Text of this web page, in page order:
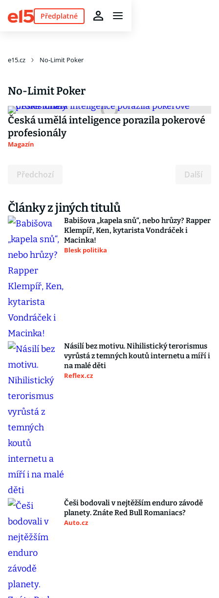
Předplatné
e15.cz No-Limit Poker
No-Limit Poker
Česká umělá inteligence porazila pokerové
profesionály
Magazín
Předchozí Další
Články z jiných titulů
Babišova „kapela snů“, nebo hrůzy? Rapper
Klempíř, Ken, kytarista Vondráček i
Macinka!
Blesk politika
Násilí bez motivu. Nihilistický terorismus
vyrůstá z temných koutů internetu a míří i
na malé děti
Reflex.cz
Češi bodovali v nejtěžším enduro závodě
planety. Znáte Red Bull Romaniacs?
Auto.cz